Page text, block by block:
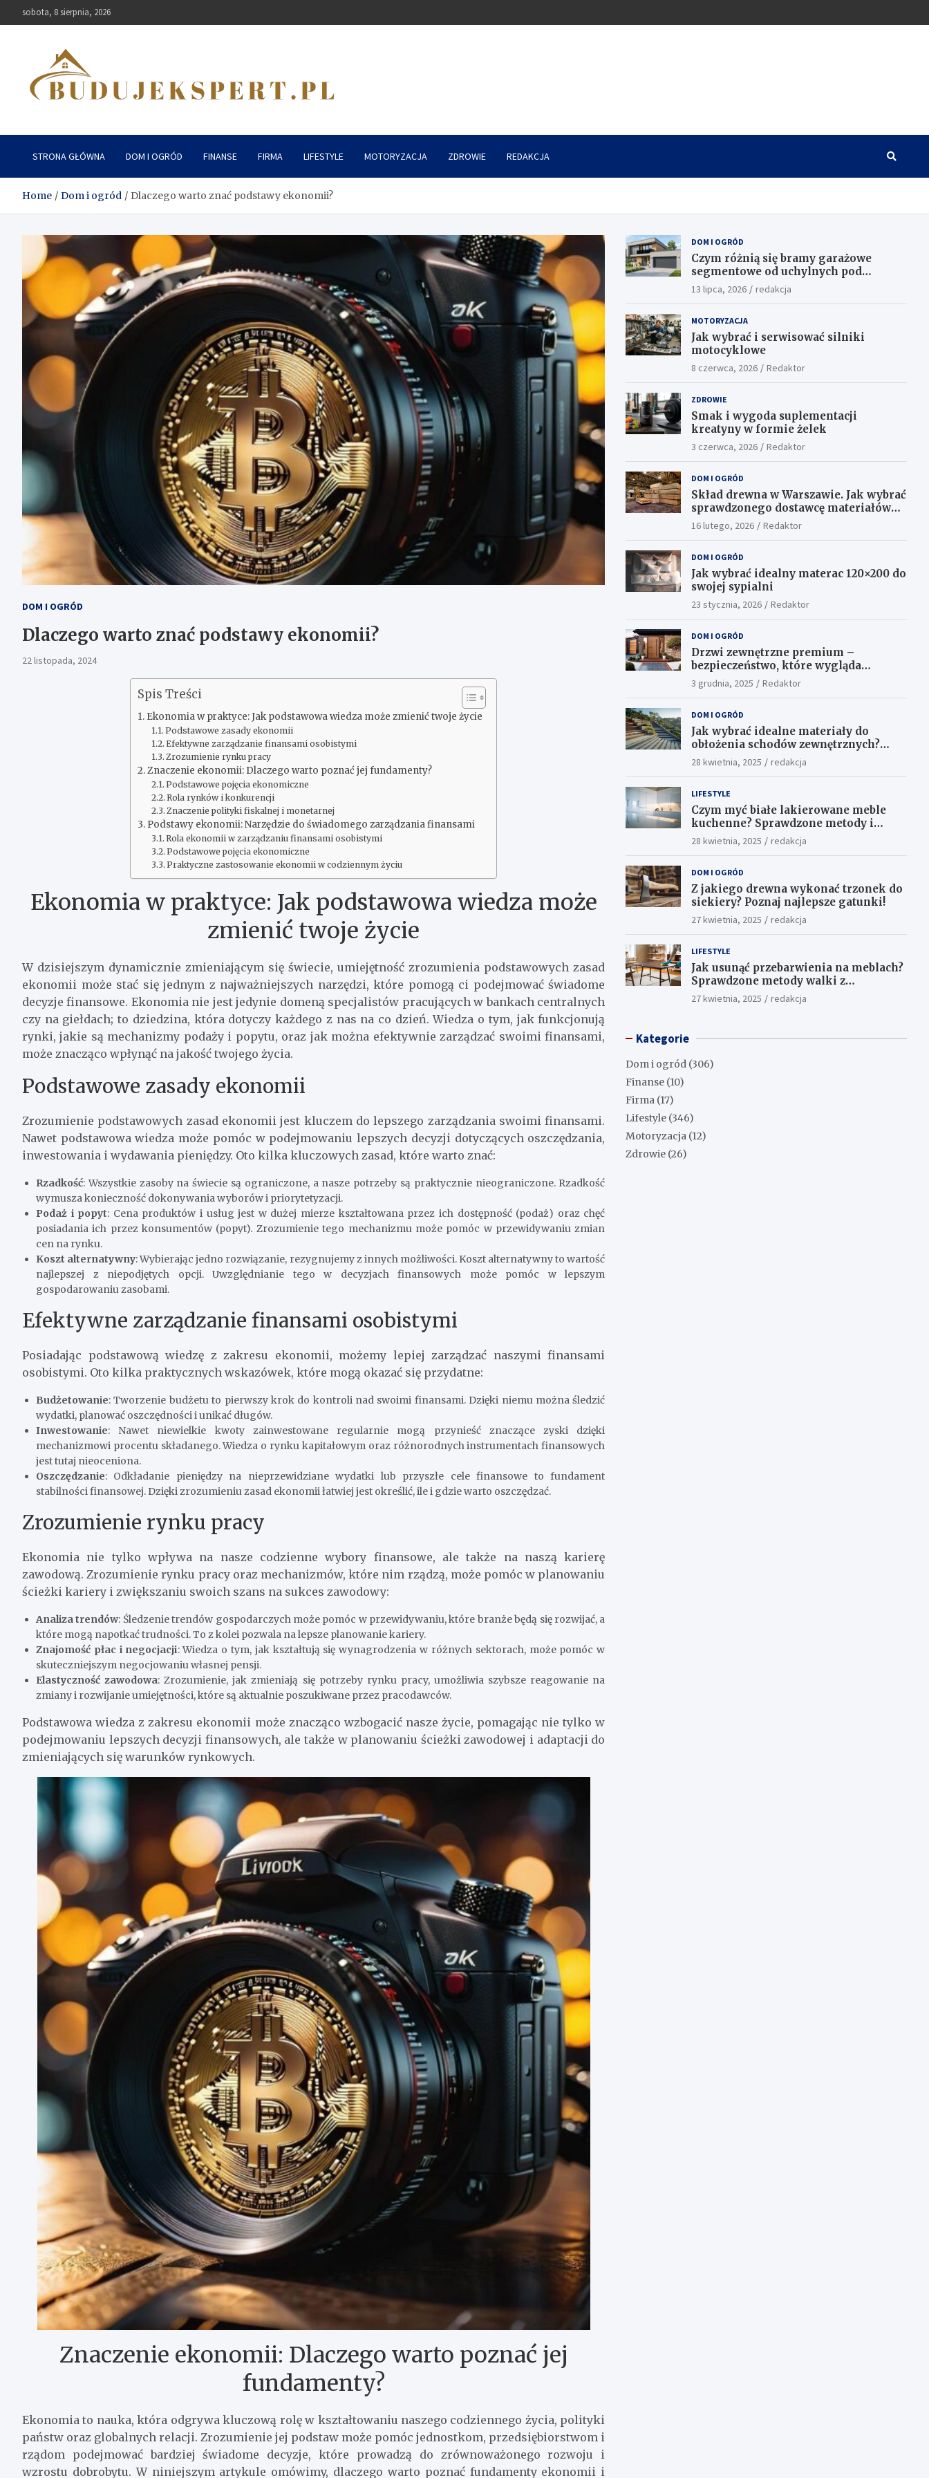
to
sobota, 8 sierpnia, 2026
Budujekspert
STRONA GŁÓWNA DOM I OGRÓD FINANSE FIRMA LIFESTYLE MOTORYZACJA ZDROWIE REDAKCJA
Home Dom i ogród Dlaczego warto znać podstawy ekonomii?
DOM I OGRÓD
Dlaczego warto znać podstawy ekonomii?
22 listopada, 2024
Spis Treści
Ekonomia w praktyce: Jak podstawowa wiedza może zmienić twoje życie
Podstawowe zasady ekonomii
Efektywne zarządzanie finansami osobistymi
Zrozumienie rynku pracy
Znaczenie ekonomii: Dlaczego warto poznać jej fundamenty?
Podstawowe pojęcia ekonomiczne
Rola rynków i konkurencji
Znaczenie polityki fiskalnej i monetarnej
Podstawy ekonomii: Narzędzie do świadomego zarządzania finansami
Rola ekonomii w zarządzaniu finansami osobistymi
Podstawowe pojęcia ekonomiczne
Praktyczne zastosowanie ekonomii w codziennym życiu
Ekonomia w praktyce: Jak podstawowa wiedza może
zmienić twoje życie
W dzisiejszym dynamicznie zmieniającym się świecie, umiejętność zrozumienia podstawowych zasad
ekonomii może stać się jednym z najważniejszych narzędzi, które pomogą ci podejmować świadome
decyzje finansowe. Ekonomia nie jest jedynie domeną specjalistów pracujących w bankach centralnych
czy na giełdach; to dziedzina, która dotyczy każdego z nas na co dzień. Wiedza o tym, jak funkcjonują
rynki, jakie są mechanizmy podaży i popytu, oraz jak można efektywnie zarządzać swoimi finansami,
może znacząco wpłynąć na jakość twojego życia.
Podstawowe zasady ekonomii
Zrozumienie podstawowych zasad ekonomii jest kluczem do lepszego zarządzania swoimi finansami.
Nawet podstawowa wiedza może pomóc w podejmowaniu lepszych decyzji dotyczących oszczędzania,
inwestowania i wydawania pieniędzy. Oto kilka kluczowych zasad, które warto znać:
Rzadkość: Wszystkie zasoby na świecie są ograniczone, a nasze potrzeby są praktycznie nieograniczone. Rzadkość
wymusza konieczność dokonywania wyborów i priorytetyzacji.
Podaż i popyt: Cena produktów i usług jest w dużej mierze kształtowana przez ich dostępność (podaż) oraz chęć
posiadania ich przez konsumentów (popyt). Zrozumienie tego mechanizmu może pomóc w przewidywaniu zmian
cen na rynku.
Koszt alternatywny: Wybierając jedno rozwiązanie, rezygnujemy z innych możliwości. Koszt alternatywny to wartość
najlepszej z niepodjętych opcji. Uwzględnianie tego w decyzjach finansowych może pomóc w lepszym
gospodarowaniu zasobami.
Efektywne zarządzanie finansami osobistymi
Posiadając podstawową wiedzę z zakresu ekonomii, możemy lepiej zarządzać naszymi finansami
osobistymi. Oto kilka praktycznych wskazówek, które mogą okazać się przydatne:
Budżetowanie: Tworzenie budżetu to pierwszy krok do kontroli nad swoimi finansami. Dzięki niemu można śledzić
wydatki, planować oszczędności i unikać długów.
Inwestowanie: Nawet niewielkie kwoty zainwestowane regularnie mogą przynieść znaczące zyski dzięki
mechanizmowi procentu składanego. Wiedza o rynku kapitałowym oraz różnorodnych instrumentach finansowych
jest tutaj nieoceniona.
Oszczędzanie: Odkładanie pieniędzy na nieprzewidziane wydatki lub przyszłe cele finansowe to fundament
stabilności finansowej. Dzięki zrozumieniu zasad ekonomii łatwiej jest określić, ile i gdzie warto oszczędzać.
Zrozumienie rynku pracy
Ekonomia nie tylko wpływa na nasze codzienne wybory finansowe, ale także na naszą karierę
zawodową. Zrozumienie rynku pracy oraz mechanizmów, które nim rządzą, może pomóc w planowaniu
ścieżki kariery i zwiększaniu swoich szans na sukces zawodowy:
Analiza trendów: Śledzenie trendów gospodarczych może pomóc w przewidywaniu, które branże będą się rozwijać, a
które mogą napotkać trudności. To z kolei pozwala na lepsze planowanie kariery.
Znajomość płac i negocjacji: Wiedza o tym, jak kształtują się wynagrodzenia w różnych sektorach, może pomóc w
skuteczniejszym negocjowaniu własnej pensji.
Elastyczność zawodowa: Zrozumienie, jak zmieniają się potrzeby rynku pracy, umożliwia szybsze reagowanie na
zmiany i rozwijanie umiejętności, które są aktualnie poszukiwane przez pracodawców.
Podstawowa wiedza z zakresu ekonomii może znacząco wzbogacić nasze życie, pomagając nie tylko w
podejmowaniu lepszych decyzji finansowych, ale także w planowaniu ścieżki zawodowej i adaptacji do
zmieniających się warunków rynkowych.
Znaczenie ekonomii: Dlaczego warto poznać jej
fundamenty?
Ekonomia to nauka, która odgrywa kluczową rolę w kształtowaniu naszego codziennego życia, polityki
państw oraz globalnych relacji. Zrozumienie jej podstaw może pomóc jednostkom, przedsiębiorstwom i
rządom podejmować bardziej świadome decyzje, które prowadzą do zrównoważonego rozwoju i
wzrostu dobrobytu. W niniejszym artykule omówimy, dlaczego warto poznać fundamenty ekonomii i
DOM I OGRÓD
Czym różnią się bramy garażowe
segmentowe od uchylnych pod
względem funkcjonalności?
13 lipca, 2026 redakcja
MOTORYZACJA
Jak wybrać i serwisować silniki
motocyklowe
8 czerwca, 2026 Redaktor
ZDROWIE
Smak i wygoda suplementacji
kreatyny w formie żelek
3 czerwca, 2026 Redaktor
DOM I OGRÓD
Skład drewna w Warszawie. Jak wybrać
sprawdzonego dostawcę materiałów
konstrukcyjnych?
16 lutego, 2026 Redaktor
DOM I OGRÓD
Jak wybrać idealny materac 120×200 do
swojej sypialni
23 stycznia, 2026 Redaktor
DOM I OGRÓD
Drzwi zewnętrzne premium –
bezpieczeństwo, które wygląda
ekskluzywnie
3 grudnia, 2025 Redaktor
DOM I OGRÓD
Jak wybrać idealne materiały do
obłożenia schodów zewnętrznych?
Praktyczne porady i inspiracje
28 kwietnia, 2025 redakcja
LIFESTYLE
Czym myć białe lakierowane meble
kuchenne? Sprawdzone metody i
skuteczne środki
28 kwietnia, 2025 redakcja
DOM I OGRÓD
Z jakiego drewna wykonać trzonek do
siekiery? Poznaj najlepsze gatunki!
27 kwietnia, 2025 redakcja
LIFESTYLE
Jak usunąć przebarwienia na meblach?
Sprawdzone metody walki z
uciążliwymi plamami!
27 kwietnia, 2025 redakcja
Kategorie
Dom i ogród (306)
Finanse (10)
Firma (17)
Lifestyle (346)
Motoryzacja (12)
Zdrowie (26)